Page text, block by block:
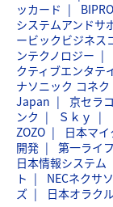
ッカード
システムアンドサ
ービックビジネス
ンテクノロジー
クティブエンタテ
ナソニック コネク
Japan
京セラ
ンク
Ｓｋｙ
ZOZO
日本マ
開発
第一ライ
日本情報システム
ト
NECネクサ
ズ
日本オラク